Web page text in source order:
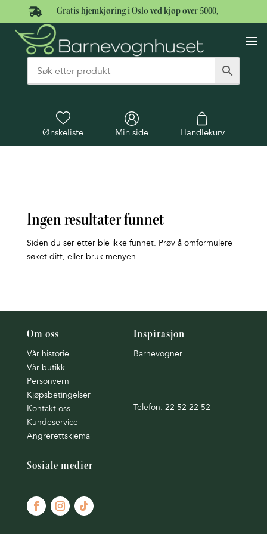
 Gratis hjemkjøring i Oslo ved kjøp over 5000,-
Ønskeliste Min side Handlekurv
Ingen resultater funnet
Siden du ser etter ble ikke funnet. Prøv å omformulere
søket ditt, eller bruk menyen.
Om oss
Vår historie
Vår butikk
Personvern
Kjøpsbetingelser
Kontakt oss
Kundeservice
Angrerettskjema
Inspirasjon
Barnevogner
Telefon: 22 52 22 52
Sosiale medier